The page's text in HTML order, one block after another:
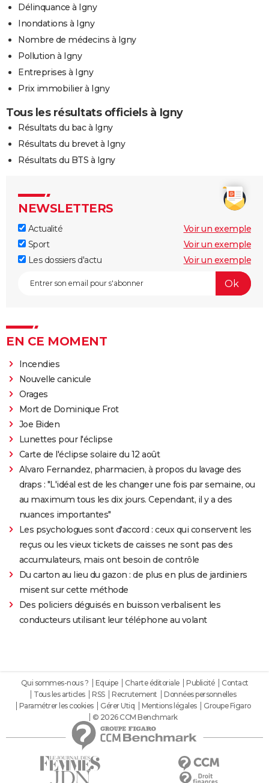
Délinquance à Igny
Inondations à Igny
Nombre de médecins à Igny
Pollution à Igny
Entreprises à Igny
Prix immobilier à Igny
Tous les résultats officiels à Igny
Résultats du bac à Igny
Résultats du brevet à Igny
Résultats du BTS à Igny
NEWSLETTERS
Actualité
Voir un exemple
Sport
Voir un exemple
Les dossiers d'actu
Voir un exemple
EN CE MOMENT
Incendies
Nouvelle canicule
Orages
Mort de Dominique Frot
Joe Biden
Lunettes pour l'éclipse
Carte de l'éclipse solaire du 12 août
Alvaro Fernandez, pharmacien, à propos du lavage des
draps : "L'idéal est de les changer une fois par semaine, ou
au maximum tous les dix jours. Cependant, il y a des
nuances importantes"
Les psychologues sont d'accord : ceux qui conservent les
reçus ou les vieux tickets de caisses ne sont pas des
accumulateurs, mais ont besoin de contrôle
Du carton au lieu du gazon : de plus en plus de jardiniers
misent sur cette méthode
Des policiers déguisés en buisson verbalisent les
conducteurs utilisant leur téléphone au volant
Qui sommes-nous ? Equipe Charte éditoriale Publicité
Contact
Tous les articles
RSS Recrutement
Données personnelles
Paramétrer les cookies
Gérer Utiq Mentions légales
Groupe Figaro
© 2026 CCM Benchmark